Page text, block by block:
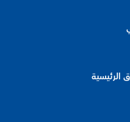
الرئيسية